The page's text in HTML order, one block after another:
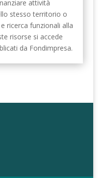
attività
stesso territorio o
ricerca funzionali alla
risorse si accede
da Fondimpresa.